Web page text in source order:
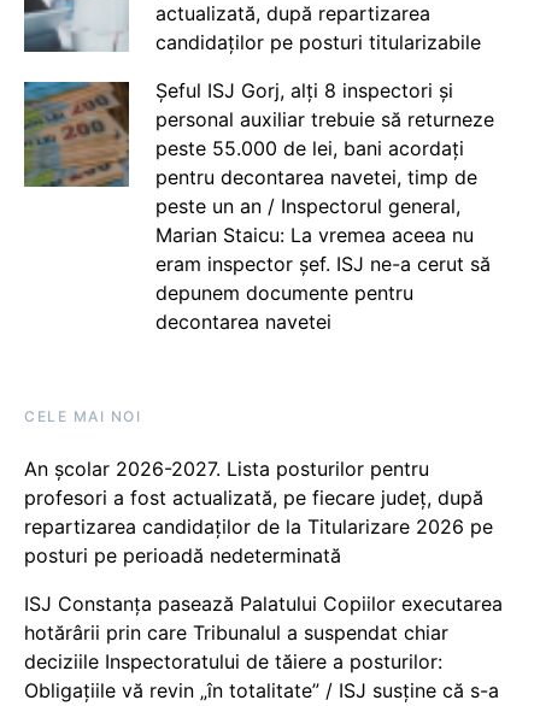
actualizată, după repartizarea
candidaților pe posturi titularizabile
Șeful ISJ Gorj, alți 8 inspectori și
personal auxiliar trebuie să returneze
peste 55.000 de lei, bani acordați
pentru decontarea navetei, timp de
peste un an / Inspectorul general,
Marian Staicu: La vremea aceea nu
eram inspector șef. ISJ ne-a cerut să
depunem documente pentru
decontarea navetei
CELE MAI NOI
An școlar 2026-2027. Lista posturilor pentru
profesori a fost actualizată, pe fiecare județ, după
repartizarea candidaților de la Titularizare 2026 pe
posturi pe perioadă nedeterminată
ISJ Constanța pasează Palatului Copiilor executarea
hotărârii prin care Tribunalul a suspendat chiar
deciziile Inspectoratului de tăiere a posturilor:
Obligațiile vă revin „în totalitate” / ISJ susține că s-a